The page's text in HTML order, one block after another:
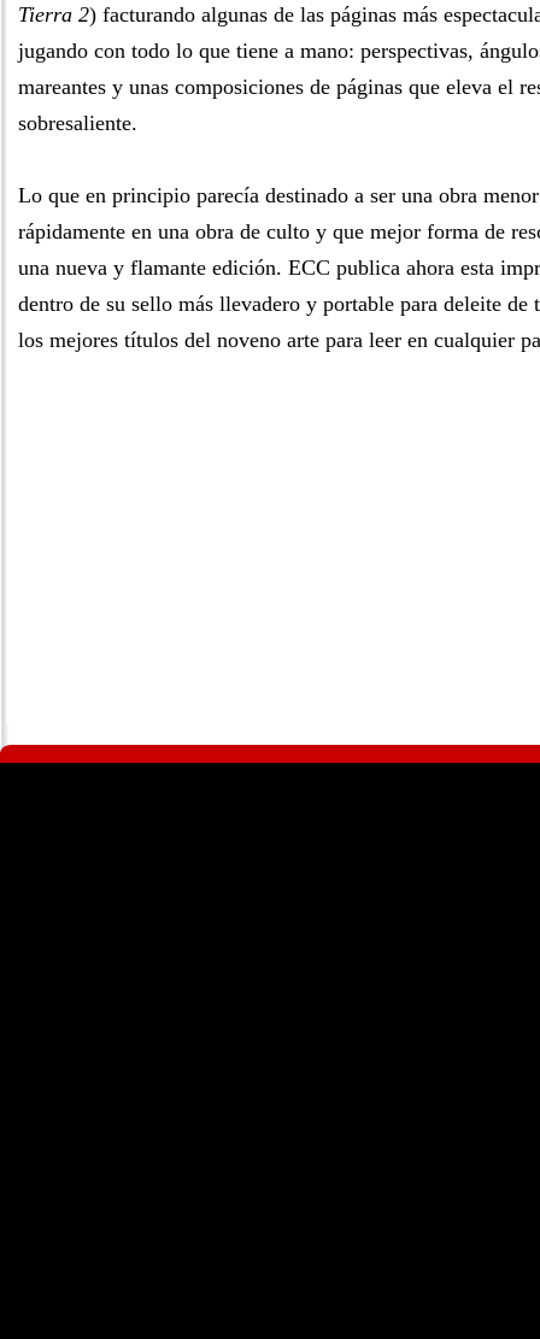
Tierra 2) facturando algunas de las páginas más
jugando con todo lo que tiene a mano: perspectivas,
mareantes y unas composiciones de páginas que eleva el
sobresaliente.
Lo que en principio parecía destinado a ser una obra
rápidamente en una obra de culto y que mejor forma de
una nueva y flamante edición. ECC publica ahora esta
dentro de su sello más llevadero y portable para deleite de
los mejores títulos del noveno arte para leer en cualquier